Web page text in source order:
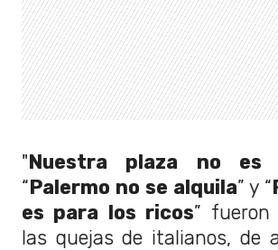
"Nuestra plaza no es
“Palermo no se alquila” y “
es para los ricos”
las quejas de italianos, de